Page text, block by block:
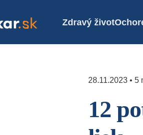
Zdravý život
28.11.2023 • 5
12